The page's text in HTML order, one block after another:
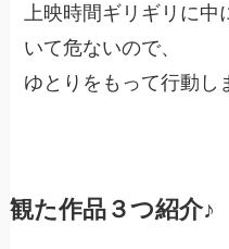
上映時間ギリギリに
いて危ないので、
ゆとりをもって行動し
観た作品３つ紹介♪